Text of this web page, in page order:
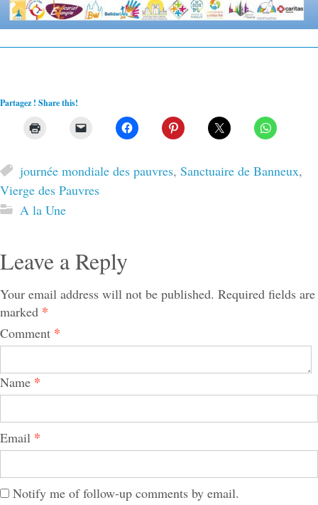
Partagez ! Share this!
journée mondiale des pauvres, Sanctuaire de Banneux,
Vierge des Pauvres
A la Une
Leave a Reply
Your email address will not be published. Required fields are
marked *
Comment *
Name *
Email *
Notify me of follow-up comments by email.